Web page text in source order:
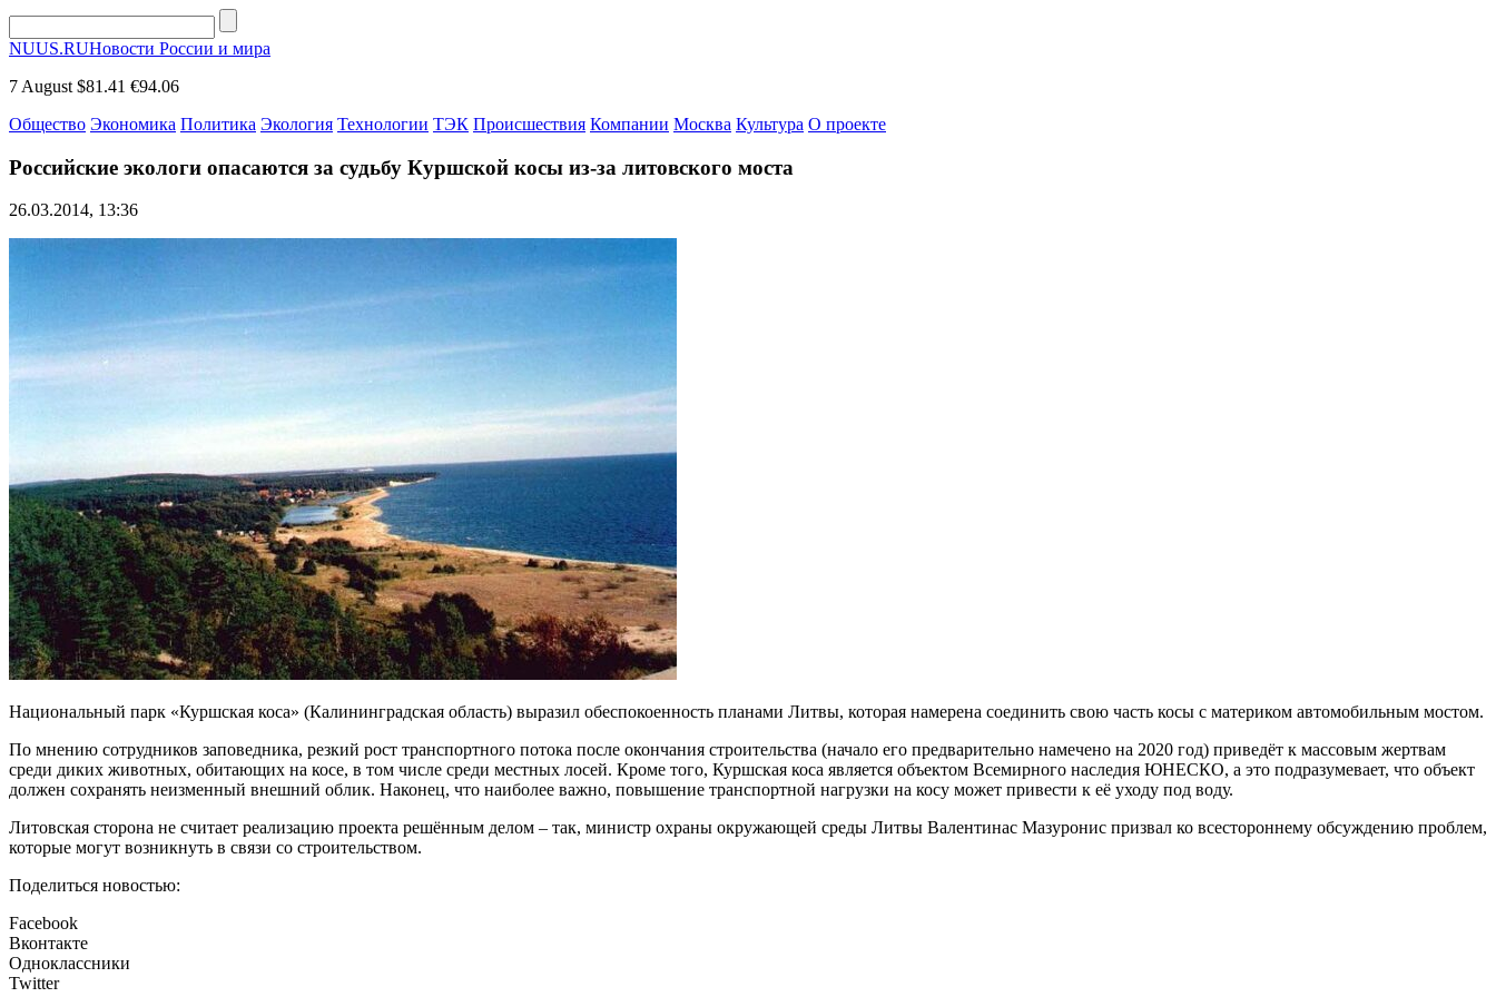
NUUS.RUНовости России и мира
7 August $81.41 €94.06
Общество Экономика Политика Экология Технологии ТЭК Происшествия Компании Москва Культура О проекте
Российские экологи опасаются за судьбу Куршской косы из-за литовского моста
26.03.2014, 13:36
Национальный парк «Куршская коса» (Калининградская область) выразил обеспокоенность планами Литвы, которая намерена соединить свою часть косы с материком автомобильным мостом.
По мнению сотрудников заповедника, резкий рост транспортного потока после окончания строительства (начало его предварительно намечено на 2020 год) приведёт к массовым жертвам
среди диких животных, обитающих на косе, в том числе среди местных лосей. Кроме того, Куршская коса является объектом Всемирного наследия ЮНЕСКО, а это подразумевает, что объект
должен сохранять неизменный внешний облик. Наконец, что наиболее важно, повышение транспортной нагрузки на косу может привести к её уходу под воду.
Литовская сторона не считает реализацию проекта решённым делом – так, министр охраны окружающей среды Литвы Валентинас Мазуронис призвал ко всестороннему обсуждению проблем,
которые могут возникнуть в связи со строительством.
Поделиться новостью:
Facebook
Вконтакте
Одноклассники
Twitter